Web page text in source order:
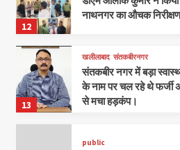
12
नाथनगर का औचक
13
खलीलाबाद संतकबीरनगर
संतकबीर नगर में बड़ा
के नाम पर चल रहे थे
से मचा हड़कंप।
public